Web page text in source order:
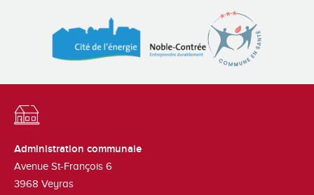
Administration communale
Avenue St-François 6
3968 Veyras